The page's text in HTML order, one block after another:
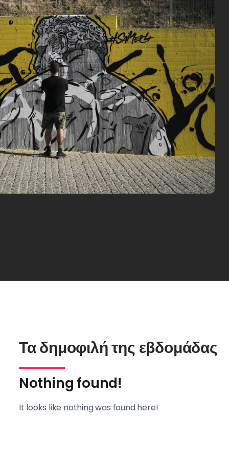
Τα δημοφιλή της εβδομάδας
Nothing found!
It looks like nothing was found here!